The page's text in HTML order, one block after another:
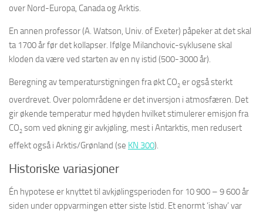
over Nord-Europa, Canada og Arktis.
En annen professor (A. Watson, Univ. of Exeter) påpeker at det skal
ta 1700 år før det kollapser. Ifølge Milanchovic-syklusene skal
kloden da være ved starten av en ny istid (500-3000 år).
Beregning av temperaturstigningen fra økt CO2 er også sterkt
overdrevet. Over polområdene er det inversjon i atmosfæren. Det
gir økende temperatur med høyden hvilket stimulerer emisjon fra
CO2 som ved økning gir avkjøling, mest i Antarktis, men redusert
effekt også i Arktis/Grønland (se KN 300).
Historiske variasjoner
Én hypotese er knyttet til avkjølingsperioden for 10 900 – 9 600 år
siden under oppvarmingen etter siste Istid. Et enormt ‘ishav’ var